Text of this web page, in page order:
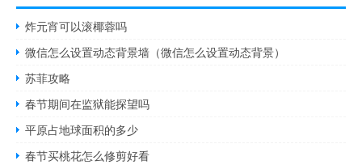
炸元宵可以滚椰蓉吗
微信怎么设置动态背景墙（微信怎么设置动态背景）
苏菲攻略
春节期间在监狱能探望吗
平原占地球面积的多少
春节买桃花怎么修剪好看